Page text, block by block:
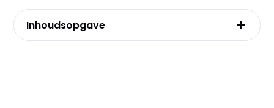
Inhoudsopgave